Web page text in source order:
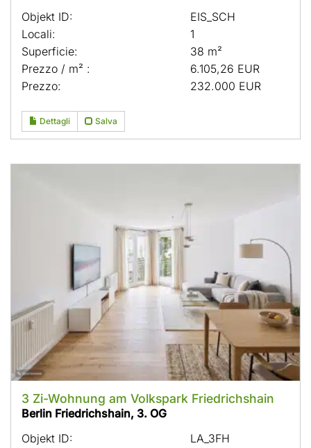
Objekt ID:
EIS_SCH
Locali:
1
Superficie:
38 m²
Prezzo / m² :
6.105,26 EUR
Prezzo:
232.000 EUR
Dettagli Salva
3 Zi-Wohnung am Volkspark Friedrichshain
Berlin Friedrichshain, 3. OG
Objekt ID:
LA_3FH